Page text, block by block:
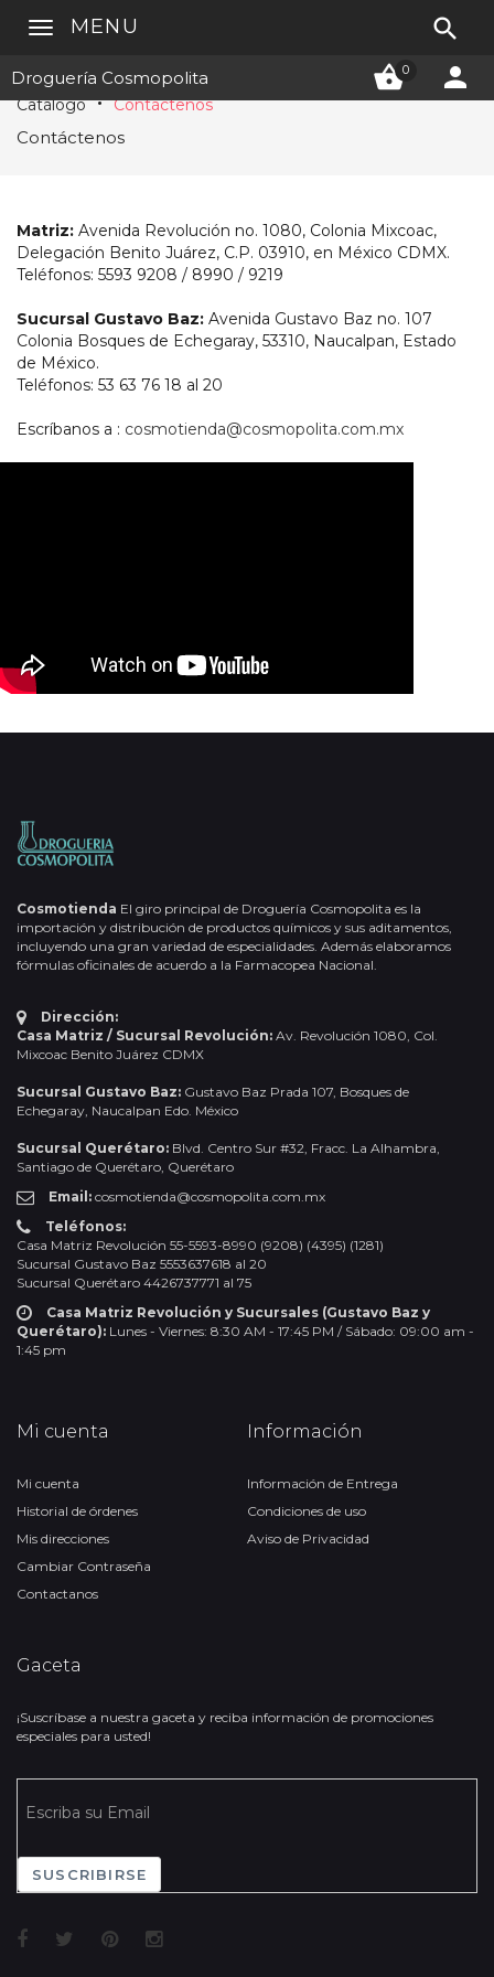
Droguería Cosmopolita 0 
MENU 
Catálogo Contáctenos
Contáctenos
Matriz: Avenida Revolución no. 1080, Colonia Mixcoac,
Delegación Benito Juárez, C.P. 03910, en México CDMX.
Teléfonos: 5593 9208 / 8990 / 9219
Sucursal Gustavo Baz: Avenida Gustavo Baz no. 107
Colonia Bosques de Echegaray, 53310, Naucalpan, Estado
de México.
Teléfonos: 53 63 76 18 al 20
Escríbanos a : cosmotienda@cosmopolita.com.mx
Cosmotienda El giro principal de Droguería Cosmopolita es la
importación y distribución de productos químicos y sus aditamentos,
incluyendo una gran variedad de especialidades. Además elaboramos
fórmulas oficinales de acuerdo a la Farmacopea Nacional.
Dirección:
Casa Matriz / Sucursal Revolución: Av. Revolución 1080, Col.
Mixcoac Benito Juárez CDMX
Sucursal Gustavo Baz: Gustavo Baz Prada 107, Bosques de
Echegaray, Naucalpan Edo. México
Sucursal Querétaro: Blvd. Centro Sur #32, Fracc. La Alhambra,
Santiago de Querétaro, Querétaro
Email: cosmotienda@cosmopolita.com.mx
Teléfonos:
Casa Matriz Revolución 55-5593-8990 (9208) (4395) (1281)
Sucursal Gustavo Baz 5553637618 al 20
Sucursal Querétaro 4426737771 al 75
Casa Matriz Revolución y Sucursales (Gustavo Baz y
Querétaro): Lunes - Viernes: 8:30 AM - 17:45 PM / Sábado: 09:00 am -
1:45 pm
Mi cuenta
Mi cuenta
Historial de órdenes
Mis direcciones
Cambiar Contraseña
Contactanos
Información
Información de Entrega
Condiciones de uso
Aviso de Privacidad
Gaceta
¡Suscríbase a nuestra gaceta y reciba información de promociones
especiales para usted!
SUSCRIBIRSE